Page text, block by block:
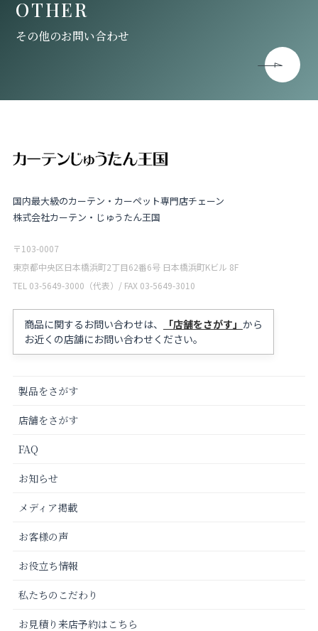
OTHER
その他のお問い合わせ
国内最大級のカーテン・カーペット専門店チェーン
株式会社カーテン・じゅうたん王国
〒103-0007
東京都中央区日本橋浜町2丁目62番6号 日本橋浜町Kビル 8F
TEL 03-5649-3000（代表）/ FAX 03-5649-3010
商品に関するお問い合わせは、 「店舗をさがす」 から
お近くの店舗にお問い合わせください。
製品をさがす
店舗をさがす
FAQ
お知らせ
メディア掲載
お客様の声
お役立ち情報
私たちのこだわり
お見積り来店予約はこちら